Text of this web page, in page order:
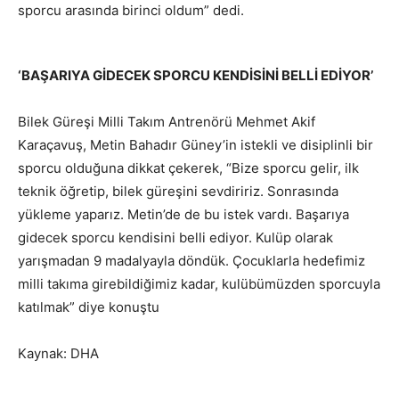
sporcu arasında birinci oldum” dedi.
‘BAŞARIYA GİDECEK SPORCU KENDİSİNİ BELLİ EDİYOR’
Bilek Güreşi Milli Takım Antrenörü Mehmet Akif
Karaçavuş, Metin Bahadır Güney’in istekli ve disiplinli bir
sporcu olduğuna dikkat çekerek, “Bize sporcu gelir, ilk
teknik öğretip, bilek güreşini sevdiririz. Sonrasında
yükleme yaparız. Metin’de de bu istek vardı. Başarıya
gidecek sporcu kendisini belli ediyor. Kulüp olarak
yarışmadan 9 madalyayla döndük. Çocuklarla hedefimiz
milli takıma girebildiğimiz kadar, kulübümüzden sporcuyla
katılmak” diye konuştu
Kaynak: DHA